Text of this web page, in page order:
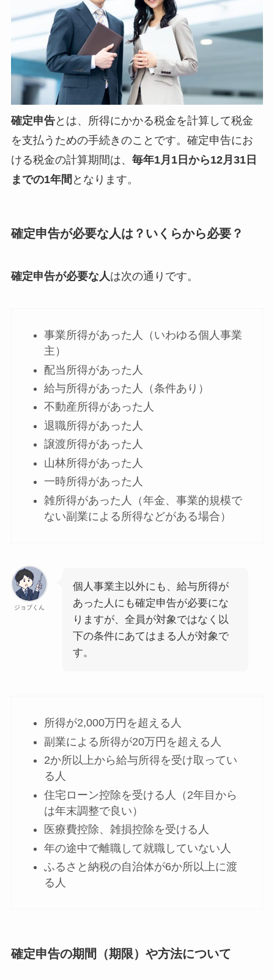
確定申告とは、所得にかかる税金を計算して税金
を支払うための手続きのことです。確定申告にお
ける税金の計算期間は、 毎年1月1日から12月31日
までの1年間 となります。
確定申告が必要な人は？いくらから必要？
確定申告が必要な人 は次の通りです。
事業所得があった人（いわゆる個人事業
主）
配当所得があった人
給与所得があった人（条件あり）
不動産所得があった人
退職所得があった人
譲渡所得があった人
山林所得があった人
一時所得があった人
雑所得があった人（年金、事業的規模で
ない副業による所得などがある場合）
ジョブくん
個人事業主以外にも、給与所得が
あった人にも確定申告が必要にな
りますが、全員が対象ではなく以
下の条件にあてはまる人が対象で
す。
所得が2,000万円を超える人
副業による所得が20万円を超える人
2か所以上から給与所得を受け取ってい
る人
住宅ローン控除を受ける人（2年目から
は年末調整で良い）
医療費控除、雑損控除を受ける人
年の途中で離職して就職していない人
ふるさと納税の自治体が6か所以上に渡
る人
確定申告の期間（期限）や方法について